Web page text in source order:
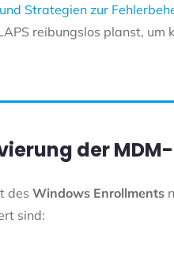
Strategien zur
reibungslos planst, um
der MDM-
des Windows Enrollments
sind: